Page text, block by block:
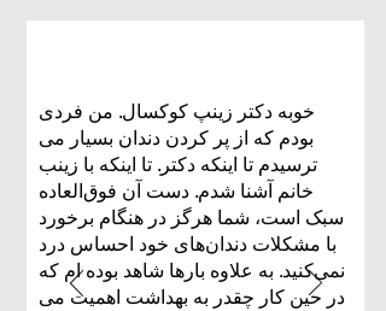
خوبه دکتر زینپ کوکسال. من فردی
بودم که از پر کردن دندان بسیار می
ترسیدم تا اینکه دکتر. تا اینکه با زینب
خانم آشنا شدم. دست آن فوق‌العاده
سبک است، شما هرگز در هنگام برخورد
با مشکلات دندان‌های خود احساس درد
نمی‌کنید. به علاوه بارها شاهد بوده ام که
در حین کار چقدر به بهداشت اهمیت می